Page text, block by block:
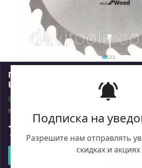
Подписка на
Разрешите нам отправлять
скидках и акциях
Пиляльний диск D200 d32 z24
BOSCH Eco for Wood
В наявності
Код: 2033588
742
Купити